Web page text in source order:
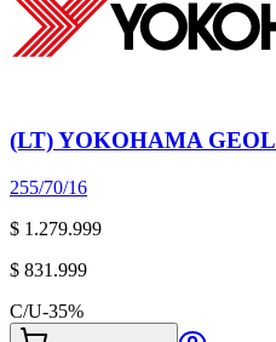
(LT) YOKOHAMA
255/70/16
$ 1.279.999
$ 831.999
C/U-35%